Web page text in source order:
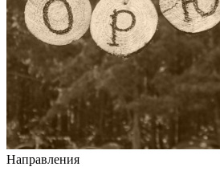
Направления